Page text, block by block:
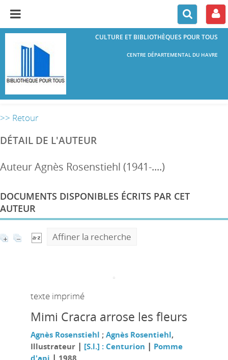
CULTURE ET BIBLIOTHÈQUES POUR TOUS
CENTRE DÉPARTEMENTAL DU HAVRE
>> Retour
DÉTAIL DE L'AUTEUR
Auteur Agnès Rosenstiehl (1941-....)
DOCUMENTS DISPONIBLES ÉCRITS PAR CET
AUTEUR
Affiner la recherche
texte imprimé
Mimi Cracra arrose les fleurs
Agnès Rosenstiehl ; Agnès Rosentiehl,
Illustrateur | [S.l.] : Centurion | Pomme
d'api
1988